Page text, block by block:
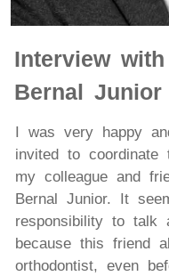
Interview
Bernal Junior
I was very happy
invited to coordinate
my colleague and
Bernal Junior. It
responsibility to talk
because this friend
orthodontist, even